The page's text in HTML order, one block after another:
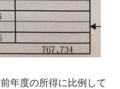
年度の所得に比例して